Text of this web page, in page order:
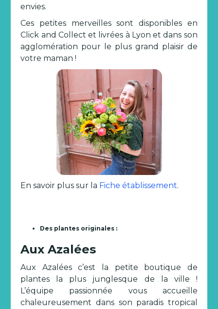
envies.
Ces petites merveilles sont disponibles en
Click and Collect et livrées à Lyon et dans son
agglomération pour le plus grand plaisir de
votre maman !
En savoir plus sur la Fiche établissement.
Des plantes originales :
Aux Azalées
Aux Azalées c’est la petite boutique de
plantes la plus junglesque de la ville !
L’équipe passionnée vous accueille
chaleureusement dans son paradis tropical